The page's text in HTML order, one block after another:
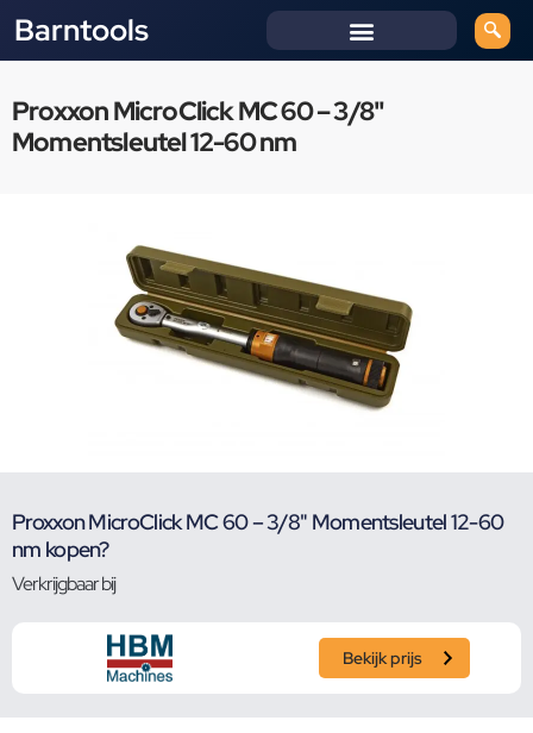
Barntools
Proxxon MicroClick MC 60 – 3/8"
Momentsleutel 12-60 nm
Proxxon MicroClick MC 60 – 3/8" Momentsleutel 12-60
nm kopen?
Verkrijgbaar bij
Bekijk prijs